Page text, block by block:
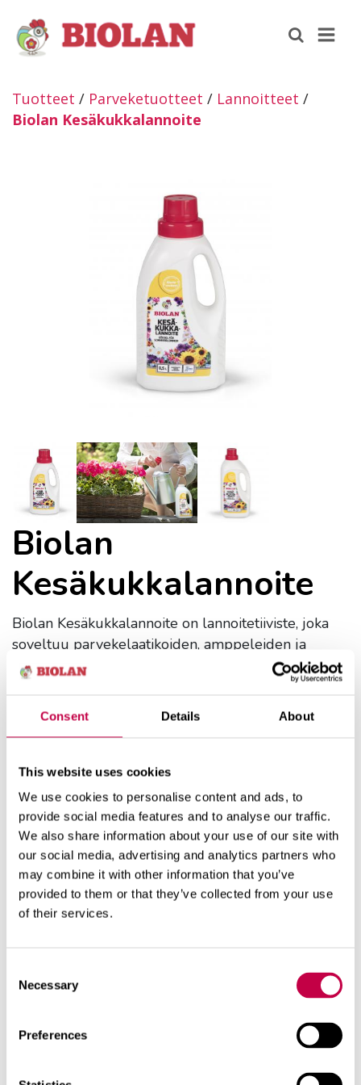
Consent Details About
This website uses cookies
We use cookies to personalise content and ads, to
provide social media features and to analyse our traffic.
We also share information about your use of our site with
our social media, advertising and analytics partners who
may combine it with other information that you’ve
provided to them or that they’ve collected from your use
of their services.
Selection
Necessary
Preferences
Tuotteet / Parveketuotteet / Lannoitteet /
Biolan Kesäkukkalannoite
Biolan
Kesäkukkalannoite
Biolan Kesäkukkalannoite on lannoitetiiviste, joka
soveltuu parvekelaatikoiden, amppeleiden ja
piharuukkujen lannoitukseen sekä
Kesäkukkalannoitteen valmistuksessa on
litran pullosta saa 100 litraa valmista käyttöliuosta.
Pakkaus:0,5 l ja 1 l pullo
VERKKOKAUPPA
JÄLLEENMYYNTIHAKU
Annostelu
: ¼ korkillinen 2 litraan vettä (5 ml/l)